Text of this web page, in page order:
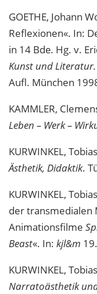
GOETHE, Johann
Reflexionen«. In:
in 14 Bde. Hg. v.
Kunst und
Aufl. München
KAMMLER,
Leben – Werk –
KURWINKEL,
Ästhetik, Didaktik.
KURWINKEL,
der transmedialen
Animationsfilme
Beast«. In: kjl&m
KURWINKEL,
Narratoästhetik